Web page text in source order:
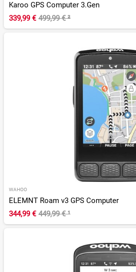
Karoo GPS Computer 3.Gen
339,99 € 499,99 €²
WAHOO
ELEMNT Roam v3 GPS Computer
344,99 € 449,99 €¹